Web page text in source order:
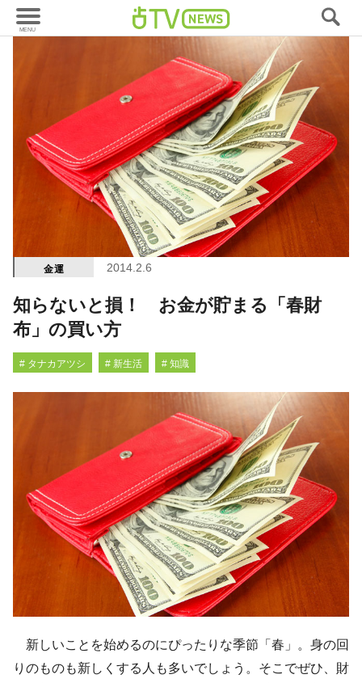
金運 2014.2.6
知らないと損！ お金が貯まる「春財
布」の買い方
# タナカアツシ # 新生活 # 知識
新しいことを始めるのにぴったりな季節「春」。身の回
りのものも新しくする人も多いでしょう。そこでぜひ、財